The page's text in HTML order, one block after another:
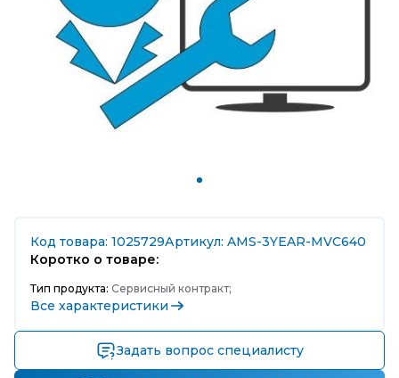
Код товара: 1025729Артикул: AMS-3YEAR-MVC640
Коротко о товаре:
Тип продукта: Сервисный контракт;
Все характеристики
Задать вопрос специалисту